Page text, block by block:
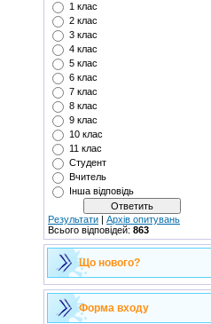
1 клас
2 клас
3 клас
4 клас
5 клас
6 клас
7 клас
8 клас
9 клас
10 клас
11 клас
Студент
Вчитель
Інша відповідь
Результати | Архів опитувань
Всього відповідей: 863
Що нового?
Форма входу